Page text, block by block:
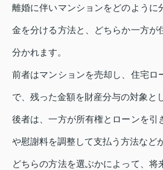
離婚に伴いマンションをどのように
金を分ける方法と、どちらか一方が
分かれます。
前者はマンションを売却し、住宅ロ
で、残った金額を財産分与の対象と
後者は、一方が所有権とローンを引
や慰謝料を調整して支払う方法など
どちらの方法を選ぶかによって、将